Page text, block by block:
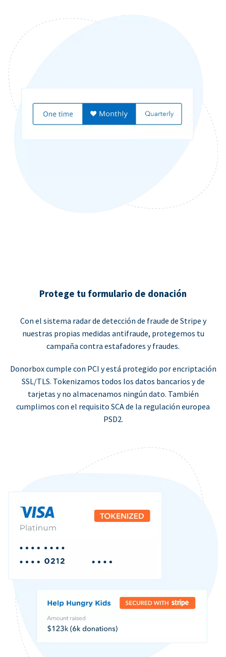
Protege tu formulario de donación
Con el sistema radar de detección de fraude de Stripe y
nuestras propias medidas antifraude, protegemos tu
campaña contra estafadores y fraudes.
Donorbox cumple con PCI y está protegido por encriptación
SSL/TLS. Tokenizamos todos los datos bancarios y de
tarjetas y no almacenamos ningún dato. También
cumplimos con el requisito SCA de la regulación europea
PSD2.